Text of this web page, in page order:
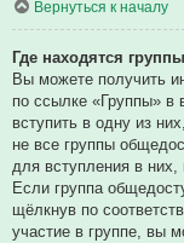
Вернуться к началу
Где находятся
Вы можете получить
по ссылке «Группы»
вступить в одну из
не все группы
для вступления в
Если группа
щёлкнув по
участие в группе, вы